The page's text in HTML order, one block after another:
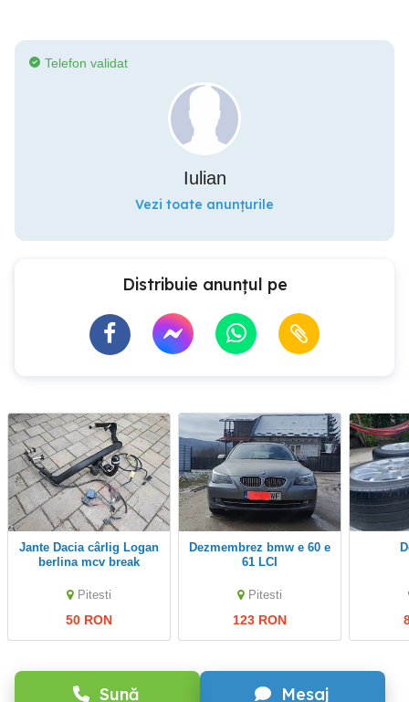
Sună Mesaj
Telefon validat
Iulian
Vezi toate anunțurile
Distribuie anunțul pe
jante Dacia cârlig Logan
berlina mcv break
Logan 2021-2025
Pitesti
50 RON
dezmembrez bmw e 60 e
61 LCI
Pitesti
123 RON